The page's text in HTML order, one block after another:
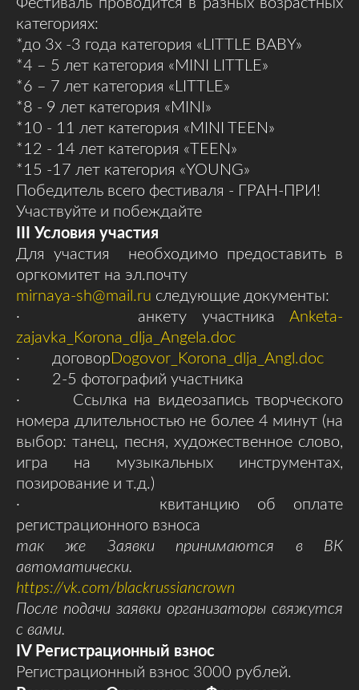
категориях:
*до 3х -3 года категория «LITTLE BABY»
*4 – 5 лет категория «MINI LITTLE»
*6 – 7 лет категория «LITTLE»
*8 - 9 лет категория «MINI»
*10 - 11 лет категория «MINI TEEN»
*12 - 14 лет категория «TEEN»
*15 -17 лет категория «YOUNG»
Победитель всего фестиваля - ГРАН-ПРИ!
Участвуйте и побеждайте
III Условия участия
Для участия необходимо предоставить в
оргкомитет на эл.почту
mirnaya-sh@mail.ru следующие документы:
· анкету участника Anketa-
zajavka_Korona_dlja_Angela.doc
· договорDogovor_Korona_dlja_Angl.doc
· 2-5 фотографий участника
· Ссылка на видеозапись творческого
номера длительностью не более 4 минут (на
выбор: танец, песня, художественное слово,
игра на музыкальных инструментах,
позирование и т.д.)
· квитанцию об оплате
регистрационного взноса
так же Заявки принимаются в ВК
автоматически.
https://vk.com/blackrussiancrown
После подачи заявки организаторы свяжутся
с вами.
IVРегистрационный взнос
Регистрационный взнос 3000 рублей.